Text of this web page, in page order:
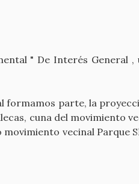
" De Interés General
formamos parte, la
cuna del movimiento
vecinal Parque